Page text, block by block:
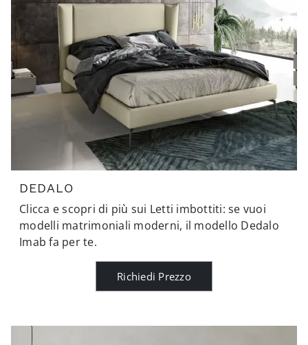
DEDALO
Clicca e scopri di più sui Letti imbottiti: se vuoi
modelli matrimoniali moderni, il modello Dedalo
Imab fa per te.
Richiedi Prezzo